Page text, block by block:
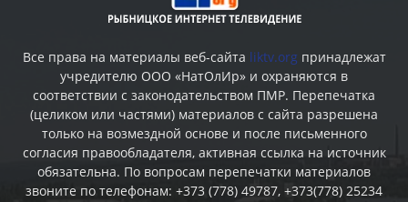
Все права на материалы веб-сайта liktv.org принадлежат
учредителю ООО «НатОлИр» и охраняются в
соответствии с законодательством ПМР. Перепечатка
(целиком или частями) материалов c сайта разрешена
только на возмездной основе и после письменного
согласия правообладателя, активная ссылка на источник
обязательна. По вопросам перепечатки материалов
звоните по телефонам: +373 (778) 49787, +373(778) 25234